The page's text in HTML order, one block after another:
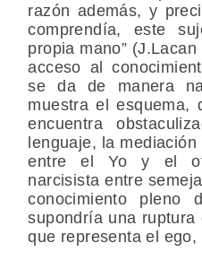
razón además, y
comprendía, este
propia mano”
acceso al
se da de manera
muestra el esquema,
encuentra
lenguaje, la
entre el Yo y el
narcisista entre
conocimiento pleno
supondría una
que representa el ego,